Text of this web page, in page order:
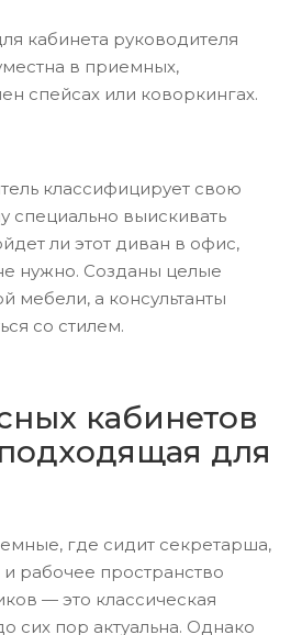
кабинета руководителя
в приемных,
спейсах или коворкингах.
классифицирует свою
специально выискивать
ли этот диван в офис,
нужно. Созданы целые
мебели, а консультанты
со стилем.
кабинетов
для
где сидит секретарша,
рабочее пространство
— это классическая
сих пор актуальна. Однако